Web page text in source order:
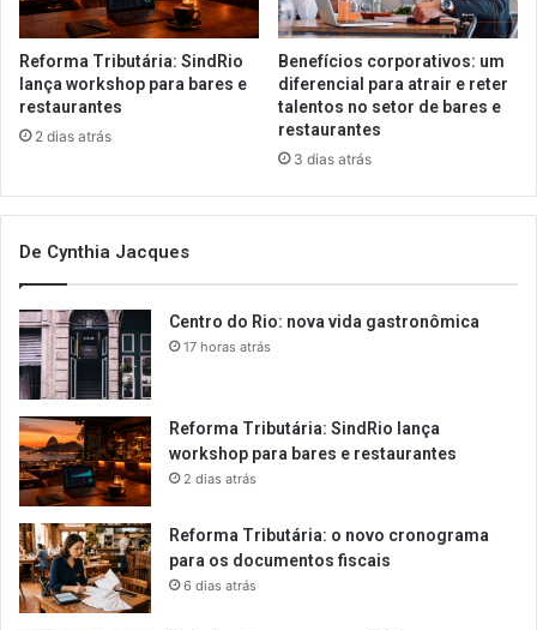
Reforma Tributária: SindRio
lança workshop para bares e
restaurantes
2 dias atrás
Benefícios corporativos: um
diferencial para atrair e reter
talentos no setor de bares e
restaurantes
3 dias atrás
De Cynthia Jacques
Centro do Rio: nova vida gastronômica
17 horas atrás
Reforma Tributária: SindRio lança
workshop para bares e restaurantes
2 dias atrás
Reforma Tributária: o novo cronograma
para os documentos fiscais
6 dias atrás